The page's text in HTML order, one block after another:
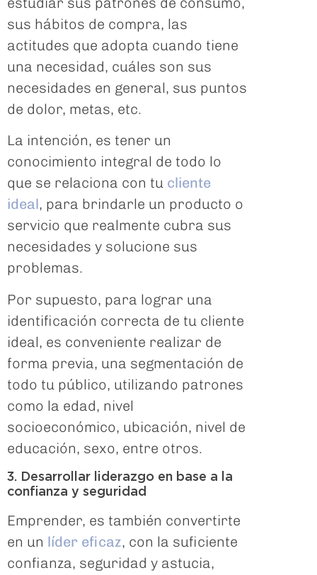
sus hábitos de compra, las
actitudes que adopta cuando tiene
una necesidad, cuáles son sus
necesidades en general, sus puntos
de dolor, metas, etc.
La intención, es tener un
conocimiento integral de todo lo
que se relaciona con tu cliente
ideal, para brindarle un producto o
servicio que realmente cubra sus
necesidades y solucione sus
problemas.
Por supuesto, para lograr una
identificación correcta de tu cliente
ideal, es conveniente realizar de
forma previa, una segmentación de
todo tu público, utilizando patrones
como la edad, nivel
socioeconómico, ubicación, nivel de
educación, sexo, entre otros.
3. Desarrollar liderazgo en base a la
confianza y seguridad
Emprender, es también convertirte
en un líder eficaz, con la suficiente
confianza, seguridad y astucia,